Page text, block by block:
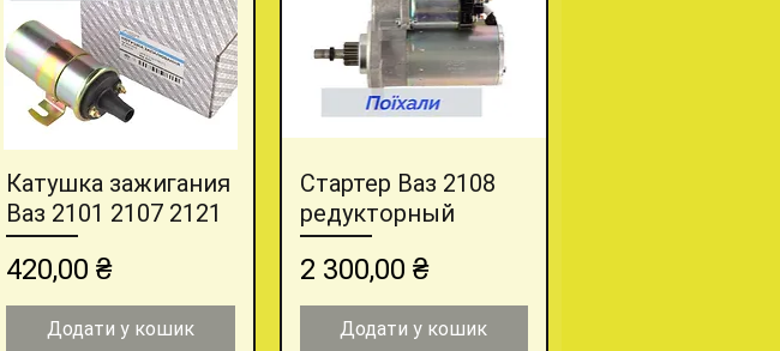
Швидкий перегляд
Катушка зажигания
Ваз 2101 2107 2121
Ціна
420,00 ₴
Додати у кошик
Швидкий перегляд
Стартер Ваз 2108
редукторный
Ціна
2 300,00 ₴
Додати у кошик